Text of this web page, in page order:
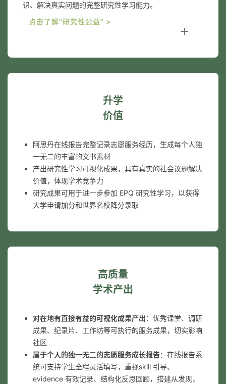
识、解决真实问题的完整研究性学习能力。
点击了解“研究性公益” >
升学
价值
阿思丹在线报告完整记录志愿服务经历，生成每个人独
一无二的丰富的文书素材
产出研究性学习可视化成果，具有真实的社会议题解决
价值，体现学术竞争力
研究成果可用于进一步参加 EPQ 研究性学习，以获得
大学申请加分和世界名校降分录取
对在地有直接有益的可视化成果产出：优秀课堂、调研
成果、纪录片、工作坊等可执行的服务成果，切实影响
社区
属于个人的独一无二的志愿服务成长报告：在线报告系
统可支持学生全程灵活填写，重视skill 引导、
evidence 有效记录、结构化反思回顾，搭建从发现，
高质量
学术产出